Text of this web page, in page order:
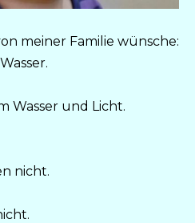
meiner Familie wünsche:
Wasser und Licht.
nicht.